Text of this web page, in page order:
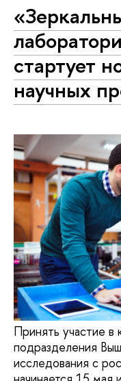
стартует
научных
Принять участие в
подразделения
исследования с